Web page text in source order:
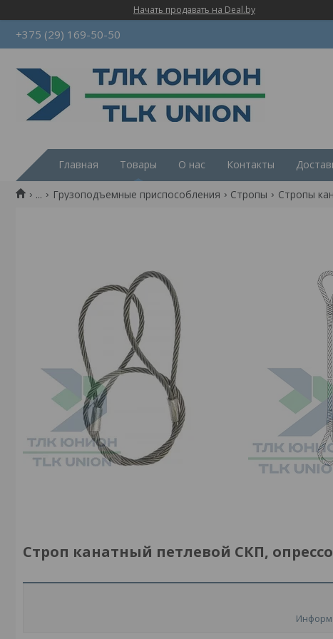
Начать продавать на Deal.by
+375 (29) 169-50-50
Главная Товары О нас Контакты
... Грузоподъемные приспособления Стропы Стропы
Строп канатный петлевой СКП,